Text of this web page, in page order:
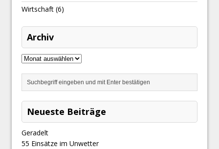
Wirtschaft (6)
Archiv
Neueste Beiträge
Geradelt
​55 Einsätze im Unwetter